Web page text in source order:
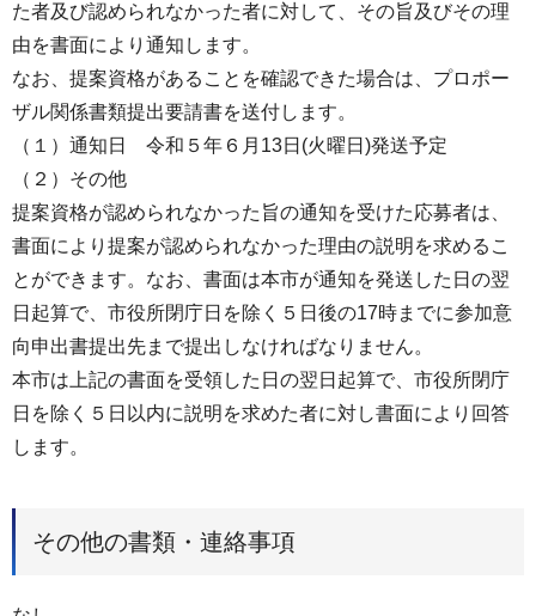
た者及び認められなかった者に対して、その旨及びその理
由を書面により通知します。
なお、提案資格があることを確認できた場合は、プロポー
ザル関係書類提出要請書を送付します。
（１）通知日 令和５年６月13日(火曜日)発送予定
（２）その他
提案資格が認められなかった旨の通知を受けた応募者は、
書面により提案が認められなかった理由の説明を求めるこ
とができます。なお、書面は本市が通知を発送した日の翌
日起算で、市役所閉庁日を除く５日後の17時までに参加意
向申出書提出先まで提出しなければなりません。
本市は上記の書面を受領した日の翌日起算で、市役所閉庁
日を除く５日以内に説明を求めた者に対し書面により回答
します。
その他の書類・連絡事項